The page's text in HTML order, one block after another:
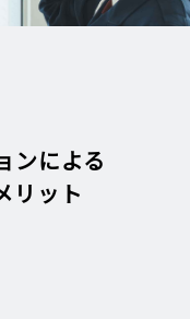
ンによる
リット